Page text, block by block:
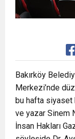
Bakırköy
Merkezi’nde
bu hafta siyaset
ve yazar Sinem
İnsan Hakları